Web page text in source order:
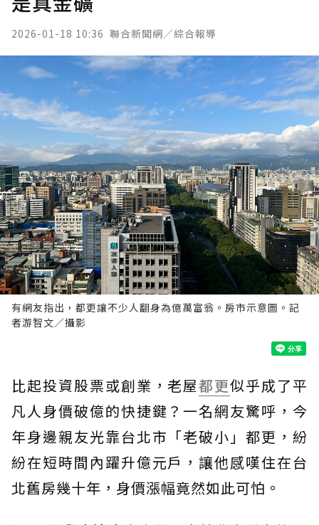
2026-01-18 10:36 聯合新聞網／綜合報導
有網友指出，都更讓不少人翻身為億萬富翁。房市示意圖。記
者游智文／攝影
比起投資股票或創業，老屋都更似乎成了平
凡人身價破億的快捷鍵？一名網友驚呼，今
年身邊親友光靠台北市「老破小」都更，紛
紛在短時間內躍升億元戶，讓他感嘆住在台
北舊房幾十年，身價漲幅竟然如此可怕。